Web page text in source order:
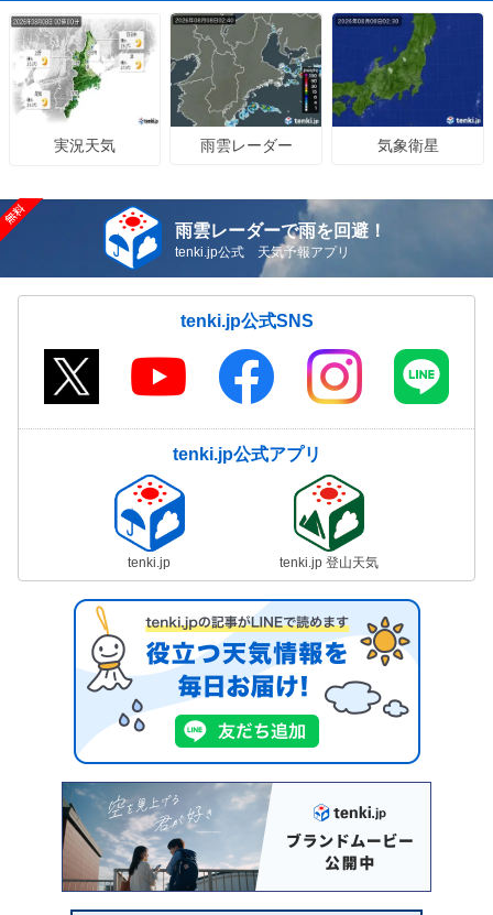
実況天気 雨雲レーダー 気象衛星
雨雲レーダーで雨を回避！
tenki.jp公式 天気予報アプリ
tenki.jp公式SNS
tenki.jp公式アプリ
tenki.jp tenki.jp 登山天気